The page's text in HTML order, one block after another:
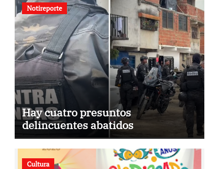
Notireporte
Hay cuatro presuntos
delincuentes abatidos
Cultura